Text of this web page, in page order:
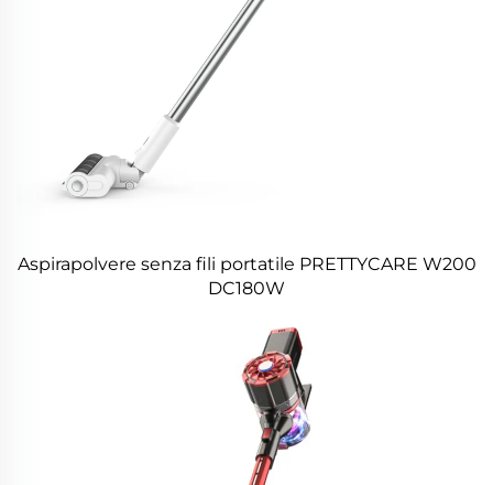
Aspirapolvere senza fili portatile PRETTYCARE W200
DC180W